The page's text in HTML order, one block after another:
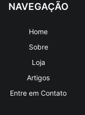
NAVEGAÇÃO
Home
Sobre
Loja
Artigos
Entre em Contato